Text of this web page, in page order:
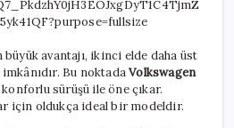
avantajı, ikinci elde daha üst
Bu noktadaVolkswagen
sürüşü ile öne çıkar.
için oldukça ideal bir modeldir.